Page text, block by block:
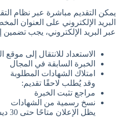
يمكن التقديم مباشرة عبر نظام
البريد الإلكتروني على العنوان
عبر البريد الإلكتروني، يجب
الاستعداد للانتقال إلى موقع
الخبرة السابقة في المجال
امتلاك الشهادات المطلوبة
وقد يُطلب لاحقًا تقديم:
مراجع تثبت الخبرة
نسخ رسمية من الشهادات
يظل الإعلان متاحًا حتى 30 ديسمبر 2025.